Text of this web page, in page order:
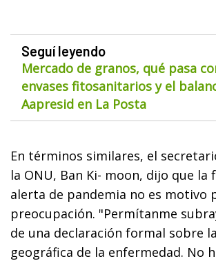
Seguí leyendo
Mercado de granos, qué pasa
envases fitosanitarios y el
Aapresid en La Posta
En términos similares, el
la ONU, Ban Ki- moon, dijo que la
alerta de pandemia no es motivo
preocupación. "Permítanme
de una declaración formal sobre
geográfica de la enfermedad. No